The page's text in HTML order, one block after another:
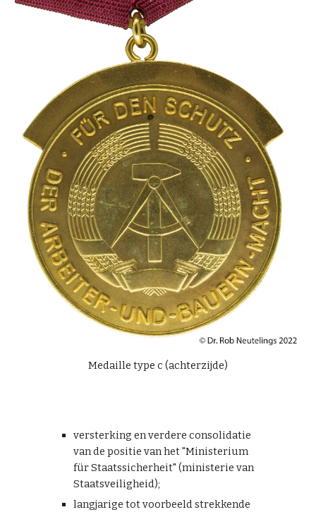
Medaille type c (achterzijde)
versterking en verdere consolidatie
van de positie van het "Ministerium
für Staatssicherheit" (ministerie van
Staatsveiligheid);
langjarige tot voorbeeld strekkende